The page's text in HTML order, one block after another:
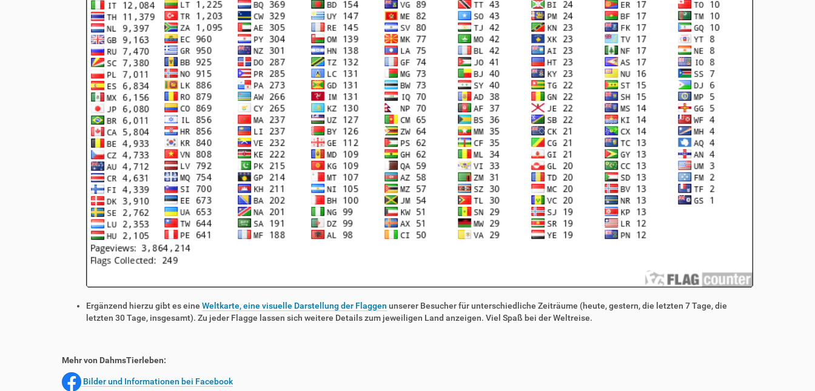
Ergänzend hierzu gibt es eine Weltkarte, eine visuelle Darstellung der Flaggen unserer Besucher für unterschiedliche Zeiträume (heute, gestern, die letzten 7 Tage, die
letzten 30 Tage, insgesamt). Zu jeder Flagge lassen sich weitere Details zum jeweiligen Land anzeigen. Viel Spaß bei der Weltreise.
Mehr von DahmsTierleben:
Bilder und Informationen bei Facebook